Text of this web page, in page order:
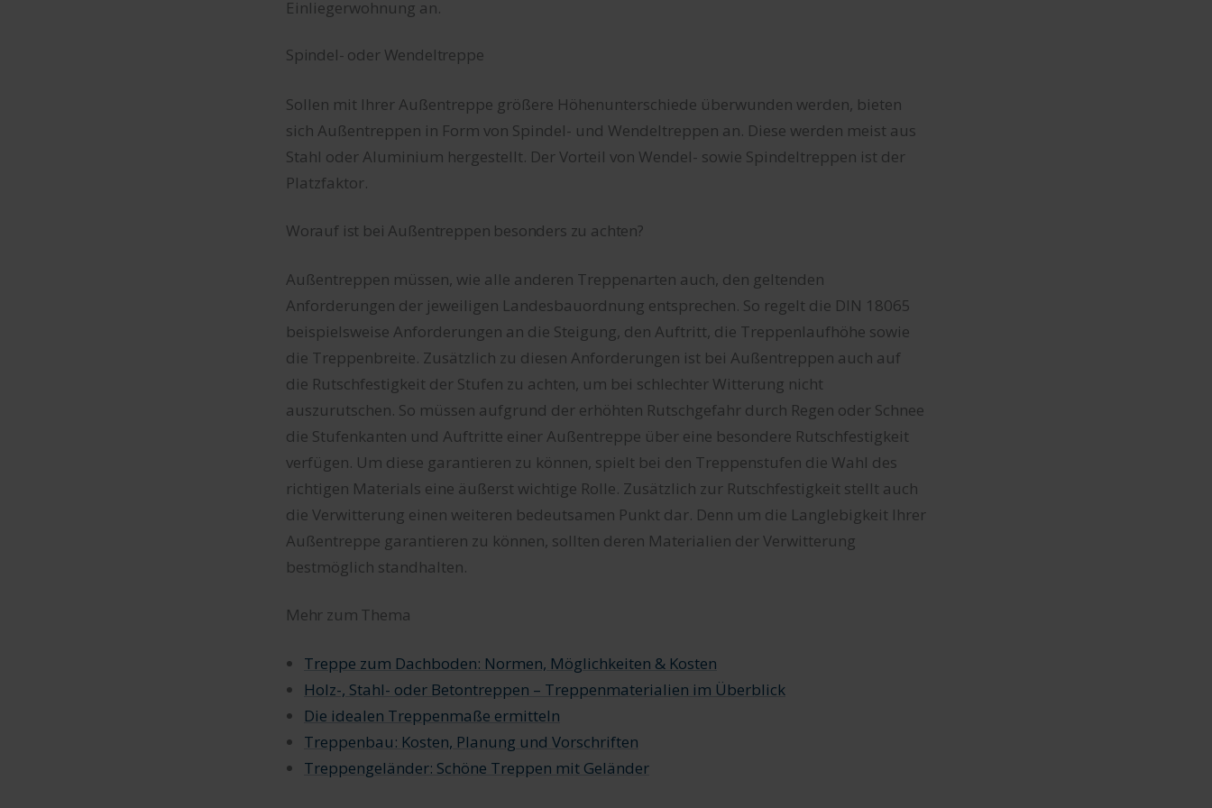
Einliegerwohnung an.
Spindel- oder Wendeltreppe
Sollen mit Ihrer Außentreppe größere Höhenunterschiede überwunden werden, bieten
sich Außentreppen in Form von Spindel- und Wendeltreppen an. Diese werden meist aus
Stahl oder Aluminium hergestellt. Der Vorteil von Wendel- sowie Spindeltreppen ist der
Platzfaktor.
Worauf ist bei Außentreppen besonders zu achten?
Außentreppen müssen, wie alle anderen Treppenarten auch, den geltenden
Anforderungen der jeweiligen Landesbauordnung entsprechen. So regelt die DIN 18065
beispielsweise Anforderungen an die Steigung, den Auftritt, die Treppenlaufhöhe sowie
die Treppenbreite. Zusätzlich zu diesen Anforderungen ist bei Außentreppen auch auf
die Rutschfestigkeit der Stufen zu achten, um bei schlechter Witterung nicht
auszurutschen. So müssen aufgrund der erhöhten Rutschgefahr durch Regen oder Schnee
die Stufenkanten und Auftritte einer Außentreppe über eine besondere Rutschfestigkeit
verfügen. Um diese garantieren zu können, spielt bei den Treppenstufen die Wahl des
richtigen Materials eine äußerst wichtige Rolle. Zusätzlich zur Rutschfestigkeit stellt auch
die Verwitterung einen weiteren bedeutsamen Punkt dar. Denn um die Langlebigkeit Ihrer
Außentreppe garantieren zu können, sollten deren Materialien der Verwitterung
bestmöglich standhalten.
Mehr zum Thema
Treppe zum Dachboden: Normen, Möglichkeiten & Kosten
Holz-, Stahl- oder Betontreppen – Treppenmaterialien im Überblick
Die idealen Treppenmaße ermitteln
Treppenbau: Kosten, Planung und Vorschriften
Treppengeländer: Schöne Treppen mit Geländer